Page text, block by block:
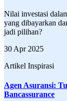
Nilai investasi
yang dibayarkan
jadi pilihan?
30 Apr 2025
Artikel Inspirasi
Agen Asuransi:
Bancassurance